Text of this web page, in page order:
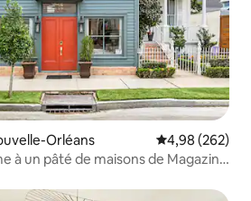
Orléans Évaluation
4,98 (262)
à un pâté de maisons de Magazine